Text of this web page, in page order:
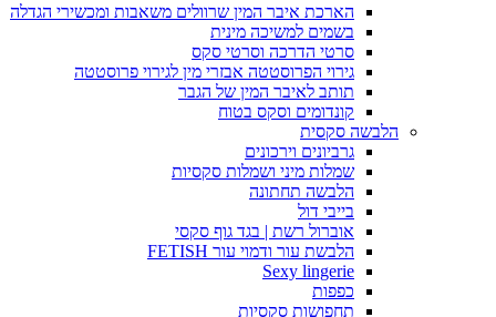
הארכת איבר המין שרוולים משאבות ומכשירי הגדלה
בשמים למשיכה מינית
סרטי הדרכה וסרטי סקס
גירוי הפרוסטטה אבזרי מין לגירוי פרוסטטה
תותב לאיבר המין של הגבר
קונדומים וסקס בטוח
הלבשה סקסית
גרביונים וירכונים
שמלות מיני ושמלות סקסיות
הלבשה תחתונה
בייבי דול
אוברול רשת | בגד גוף סקסי
הלבשת עור ודמוי עור FETISH
Sexy lingerie
כפפות
תחפושות סקסיות